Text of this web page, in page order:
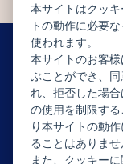
ニ
本サイトはクッ
トの動作に必要
使われます。
本サイトのお客
ぶことができ、
れ、拒否した場
の使用を制限す
り本サイトの動
ることはありませ
また、クッキー